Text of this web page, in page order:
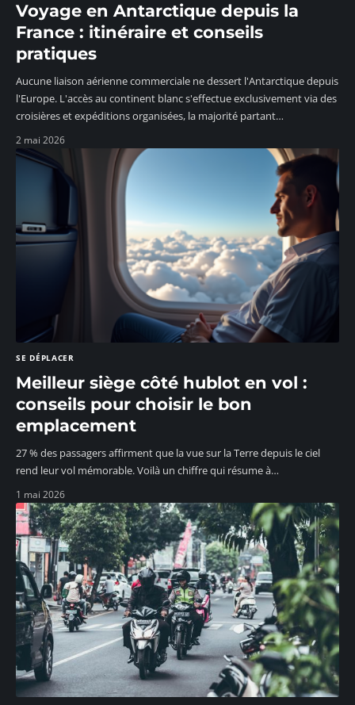
Voyage en Antarctique depuis la
France : itinéraire et conseils
pratiques
Aucune liaison aérienne commerciale ne dessert l'Antarctique depuis
l'Europe. L'accès au continent blanc s'effectue exclusivement via des
croisières et expéditions organisées, la majorité partant…
2 mai 2026
SE DÉPLACER
Meilleur siège côté hublot en vol :
conseils pour choisir le bon
emplacement
27 % des passagers affirment que la vue sur la Terre depuis le ciel
rend leur vol mémorable. Voilà un chiffre qui résume à…
1 mai 2026